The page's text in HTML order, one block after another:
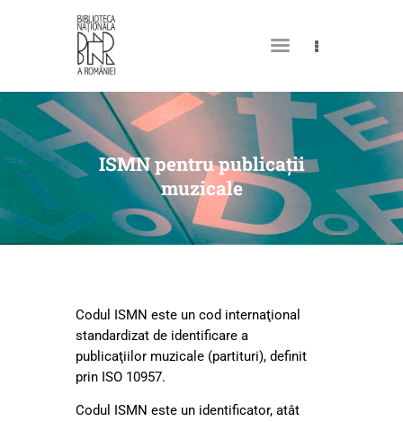
ISMN pentru publicații
muzicale
DESPRE NOI
PERMISUL MEU DE
BIBLIOTECĂ
CATALOAGE ȘI COLECȚII
BIBLIOTECA DIGITALĂ
CULTURALE
SPAȚII
NOUTĂȚI
Codul ISMN este un cod internaţional
standardizat de identificare a
publicaţiilor muzicale (partituri), definit
prin ISO 10957.
Codul ISMN este un identificator, atât